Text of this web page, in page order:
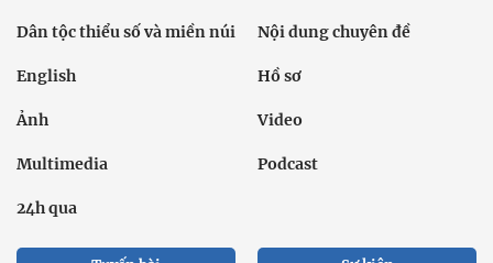
Dân tộc thiểu số và miền núi Nội dung chuyên đề
English Hồ sơ
Ảnh Video
Multimedia Podcast
24h qua